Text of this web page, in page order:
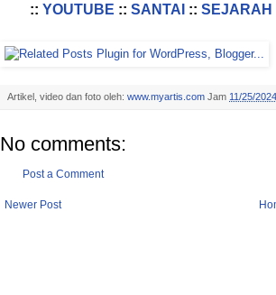
:: YOUTUBE :: SANTAI :: SEJARAH
Artikel, video dan foto oleh: www.myartis.com Jam 11/25/
No comments:
Post a Comment
Newer Post